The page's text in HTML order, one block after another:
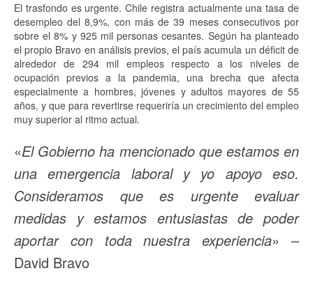
El trasfondo es urgente. Chile registra actualmente una tasa de
desempleo del 8,9%, con más de 39 meses consecutivos por
sobre el 8% y 925 mil personas cesantes. Según ha planteado
el propio Bravo en análisis previos, el país acumula un déficit de
alrededor de 294 mil empleos respecto a los niveles de
ocupación previos a la pandemia, una brecha que afecta
especialmente a hombres, jóvenes y adultos mayores de 55
años, y que para revertirse requeriría un crecimiento del empleo
muy superior al ritmo actual.
«El Gobierno ha mencionado que estamos en
una emergencia laboral y yo apoyo eso.
Consideramos que es urgente evaluar
medidas y estamos entusiastas de poder
aportar con toda nuestra experiencia» –
David Bravo